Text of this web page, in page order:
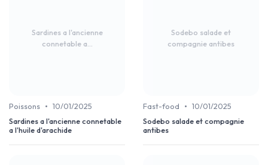
Sardines a l'ancienne
connetable a...
Poissons • 10/01/2025
Sardines a l'ancienne connetable
a l'huile d'arachide
Sodebo salade et
compagnie antibes
Fast-food • 10/01/2025
Sodebo salade et compagnie
antibes